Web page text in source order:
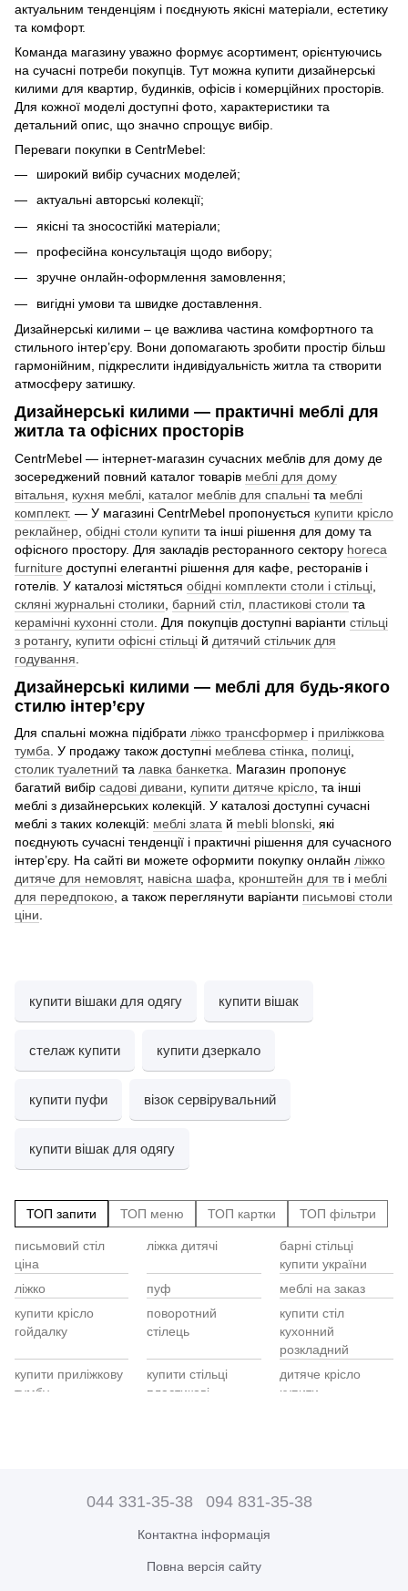
актуальним тенденціям і поєднують якісні матеріали, естетику
та комфорт.
Команда магазину уважно формує асортимент, орієнтуючись
на сучасні потреби покупців. Тут можна купити дизайнерські
килими для квартир, будинків, офісів і комерційних просторів.
Для кожної моделі доступні фото, характеристики та
детальний опис, що значно спрощує вибір.
Переваги покупки в CentrMebel:
широкий вибір сучасних моделей;
актуальні авторські колекції;
якісні та зносостійкі матеріали;
професійна консультація щодо вибору;
зручне онлайн-оформлення замовлення;
вигідні умови та швидке доставлення.
Дизайнерські килими – це важлива частина комфортного та
стильного інтер’єру. Вони допомагають зробити простір більш
гармонійним, підкреслити індивідуальність житла та створити
атмосферу затишку.
Дизайнерські килими — практичні меблі для
житла та офісних просторів
CentrMebel — інтернет-магазин сучасних меблів для дому де
зосереджений повний каталог товарів меблі для дому
вітальня
кухня меблі каталог меблів для спальні та меблі
комплект. — У магазині CentrMebel пропонується купити крісло
реклайнер обідні столи купити та інші рішення для дому та
офісного простору. Для закладів ресторанного сектору horeca
furniture доступні елегантні рішення для кафе, ресторанів і
готелів. У каталозі містяться обідні комплекти столи і стільці
скляні журнальні столики барний стіл пластикові столи та
керамічні кухонні столи . Для покупців доступні варіанти стільці
з ротангу, купити офісні стільці й дитячий стільчик для
годування
Дизайнерські килими — меблі для будь-якого
стилю інтер’єру
Для спальні можна підібрати ліжко трансформер і приліжкова
тумба. У продажу також доступні меблева стінка, полиці,
столик туалетний та лавка банкетка. Магазин пропонує
багатий вибір садові дивани, купити дитяче крісло, та інші
меблі з дизайнерських колекцій. У каталозі доступні сучасні
меблі з таких колекцій: меблі злата й mebli blonski, які
поєднують сучасні тенденції і практичні рішення для сучасного
інтер’єру. На сайті ви можете оформити покупку онлайн ліжко
дитяче для немовлят, навісна шафа, кронштейн для тв і меблі
для передпокою, а також переглянути варіанти письмові столи
ціни.
купити вішаки для одягу купити вішак
стелаж купити купити дзеркало
купити пуфи візок сервірувальний
купити вішак для одягу
ТОП запити ТОП меню ТОП картки ТОП фільтри
письмовий стіл
ціна
ліжка дитячі
барні стільці
купити україни
ліжко
пуф
меблі на заказ
купити крісло
гойдалку
поворотний
стілець
купити стіл
кухонний
розкладний
купити приліжкову
тумбу
купити стільці
пластикові
дитяче крісло
купити
ціна крісла кокон
стіл обідні
mebli blonski
купити меблі для
дитячої кімнати
044 331-35-38 094 831-35-38
Контактна інформація
Повна версія сайту